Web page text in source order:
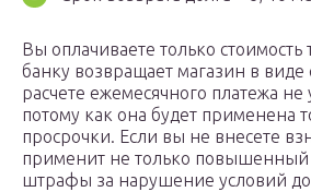
Вы оплачиваете только стоимость
банку возвращает магазин в виде
расчете ежемесячного платежа не
потому как она будет применена
просрочки. Если вы не внесете
применит не только повышенный
штрафы за нарушение условий